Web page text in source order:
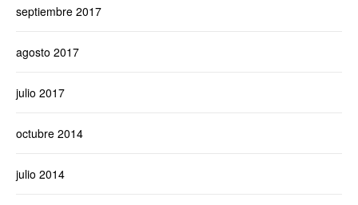
septiembre 2017
agosto 2017
julio 2017
octubre 2014
julio 2014